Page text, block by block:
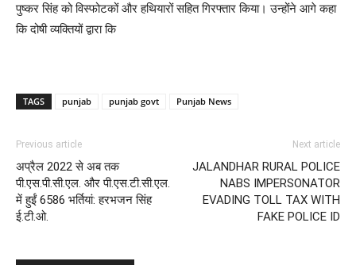
पुष्कर सिंह को विस्फोटकों और हथियारों सहित गिरफ्तार किया। उन्होंने आगे कहा
कि दोषी व्यक्तियों द्वारा कि
TAGS punjab punjab govt Punjab News
Previous article
अप्रैल 2022 से अब तक
पी.एस.पी.सी.एल. और पी.एस.टी.सी.एल.
में हुईं 6586 भर्तियां: हरभजन सिंह
ई.टी.ओ.
Next article
JALANDHAR RURAL POLICE
NABS IMPERSONATOR
EVADING TOLL TAX WITH
FAKE POLICE ID